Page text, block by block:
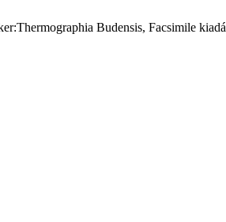
Budensis, Facsimile